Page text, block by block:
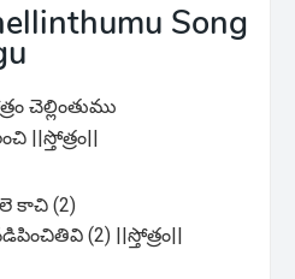
Song
చెల్లింతుము
||స్తోత్రం||
కాచి (2)
(2) ||స్తోత్రం||